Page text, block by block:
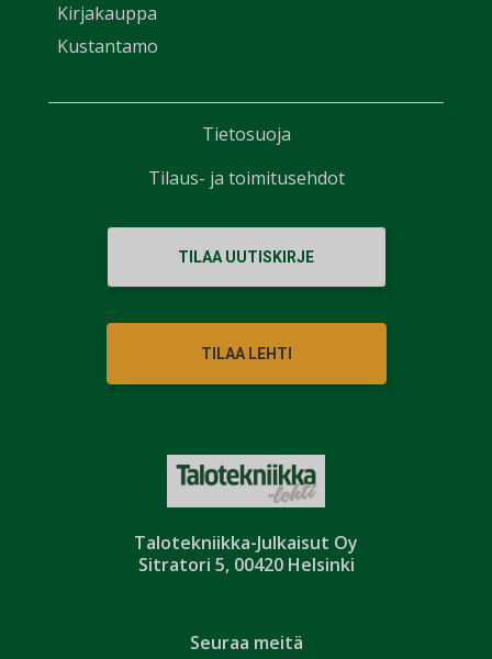
Talotekniikka-Julkaisut Oy
Sitratori 5, 00420 Helsinki
Kirjakauppa
Kustantamo
TILAA UUTISKIRJE
TILAA LEHTI
Seuraa meitä
Tietosuoja
Tilaus- ja toimitusehdot